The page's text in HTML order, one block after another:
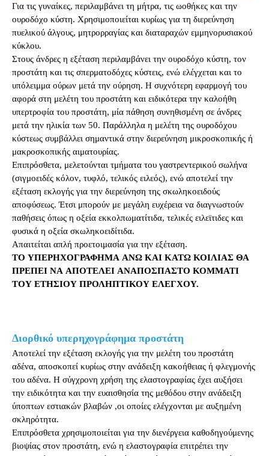
Για τις γυναίκες, περιλαμβάνει τη μήτρα, τις ωοθήκες και την
ουροδόχο κύστη. Χρησιμοποιείται κυρίως για τη διερεύνηση
πυελικού άλγους, μητρορραγίας και διαταραχών εμμηνορυσιακού
κύκλου.
Στους άνδρες η εξέταση περιλαμβάνει την ουροδόχο κύστη, τον
προστάτη και τις σπερματοδόχες κύστεις, ενώ ελέγχεται και το
υπόλειμμα ούρων μετά την ούρηση. Η συχνότερη εφαρμογή του
αφορά στη μελέτη του προστάτη και ειδικότερα την καλοήθη
υπερτροφία του προστάτη, μία πάθηση συνηθισμένη σε άνδρες
μετά την ηλικία των 50. Παράλληλα η μελέτη της ουροδόχου
κύστεως συμβάλλει σημαντικά στην διερεύνηση μικροσκοπικής ή
μακροσκοπικής αιματουρίας.
Επιπρόσθετα, μελετούνται τμήματα του γαστρεντερικού σωλήνα
(σιγμοειδές κόλον, τυφλό, τελικός ειλεός), ενώ αποτελεί την
εξέταση εκλογής για την διερεύνηση της σκωληκοειδούς
αποφύσεως. Έτσι μπορούν με μεγάλη ευχέρεια να διαγνωστούν
παθήσεις όπως η οξεία εκκολπωματίτιδα, τελικές ειλεϊτιδες και
φυσικά η οξεία σκωληκοειδίτιδα.
Απαιτείται απλή προετοιμασία για την εξέταση.
ΤΟ ΥΠΕΡΗΧΟΓΡΑΦΗΜΑ ΑΝΩ ΚΑΙ ΚΑΤΩ ΚΟΙΛΙΑΣ ΘΑ
ΠΡΕΠΕΙ ΝΑ ΑΠΟΤΕΛΕΙ ΑΝΑΠΟΣΠΑΣΤΟ ΚΟΜΜΑΤΙ
ΤΟΥ ΕΤΗΣΙΟΥ ΠΡΟΛΗΠΤΙΚΟΥ ΕΛΕΓΧΟΥ.
Διορθικό υπερηχογράφημα προστάτη
Αποτελεί την εξέταση εκλογής για την μελέτη του προστάτη
αδένα, αποσκοπεί κυρίως στην ανάδειξη κακοήθειας ή φλεγμονής
του αδένα. Η σύγχρονη χρήση της ελαστογραφίας έχει αυξήσει
την ειδικότητα και την ευαισθησία της μεθόδου στην ανάδειξη
ύποπτων εστιακών βλαβών ,οι οποίες ελέγχονται με αυξημένη
σκληρότητα.
Επιπρόσθετα χρησιμοποιείται για την διενέργεια καθοδηγούμενης
βιοψίας στον προστάτη, ενώ η ελαστογραφία επιτρέπει την